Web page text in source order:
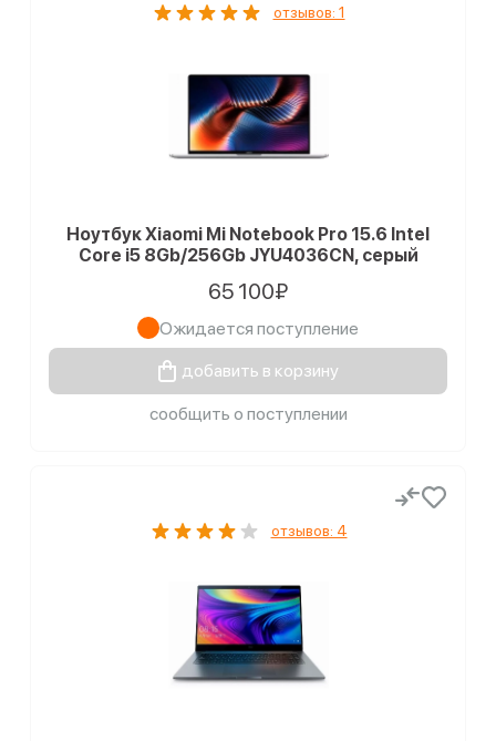
отзывов: 1
Ноутбук Xiaomi Mi Notebook Pro 15.6 Intel
Core i5 8Gb/256Gb JYU4036CN, серый
65 100₽
Ожидается поступление
добавить в корзину
сообщить о поступлении
отзывов: 4